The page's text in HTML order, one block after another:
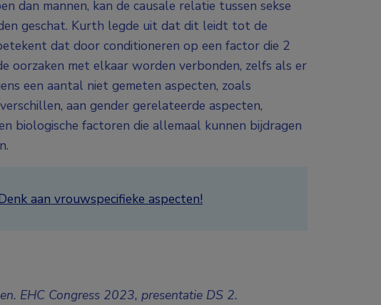
dan mannen, kan de causale relatie tussen sekse
geschat. Kurth legde uit dat dit leidt tot de
dat door conditioneren op een factor die 2
oorzaken met elkaar worden verbonden, zelfs als er
een aantal niet gemeten aspecten, zoals
aan gender gerelateerde aspecten,
biologische factoren die allemaal kunnen bijdragen
aan vrouwspecifieke aspecten!
EHC Congress 2023, presentatie DS 2.